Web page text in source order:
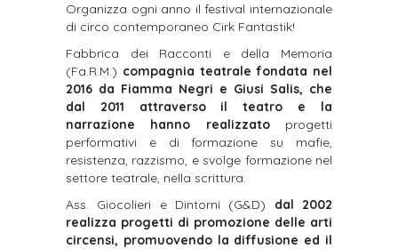
Organizza ogni anno il festival internazionale
di circo contemporaneo Cirk Fantastik!
Fabbrica dei Racconti e della Memoria
(Fa.R.M.) compagnia teatrale fondata nel
2016 da Fiamma Negri e Giusi Salis, che
dal 2011 attraverso il teatro e la
narrazione hanno realizzato progetti
performativi e di formazione su mafie,
resistenza, razzismo, e svolge formazione nel
settore teatrale, nella scrittura.
Ass. Giocolieri e Dintorni (G&D) dal 2002
realizza progetti di promozione delle arti
circensi, promuovendo la diffusione ed il